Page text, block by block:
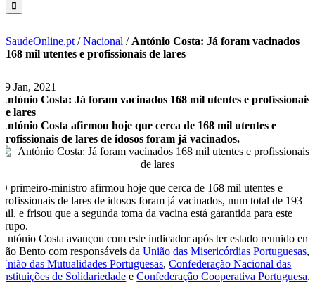
SaudeOnline.pt /Nacional / António Costa: Já foram vacinados
168 mil utentes e profissionais de lares
29 Jan, 2021
António Costa: Já foram vacinados 168 mil utentes e profissionais
de lares
António Costa afirmou hoje que cerca de 168 mil utentes e
profissionais de lares de idosos foram já vacinados.
O primeiro-ministro afirmou hoje que cerca de 168 mil utentes e
profissionais de lares de idosos foram já vacinados, num total de 193
mil, e frisou que a segunda toma da vacina está garantida para este
grupo.
António Costa avançou com este indicador após ter estado reunido em
São Bento com responsáveis daUnião das Misericórdias Portuguesas,
União das Mutualidades Portuguesas,Confederação Nacional das
Instituições de Solidariedade eConfederação Cooperativa Portuguesa.